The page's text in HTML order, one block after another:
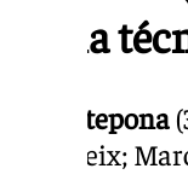
Ficha
CD Estepona
Mirapeix;